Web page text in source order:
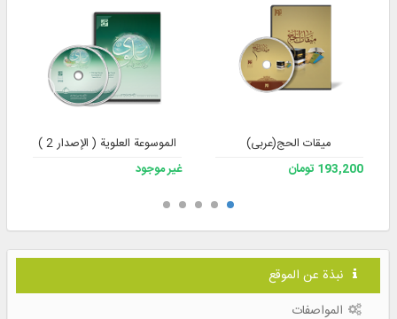
میقات الحج(عربی)
193,200 تومان
الموسوعة العلوية ( الإصدار 2 )
غير موجود
نبذة عن الموقع
المواصفات